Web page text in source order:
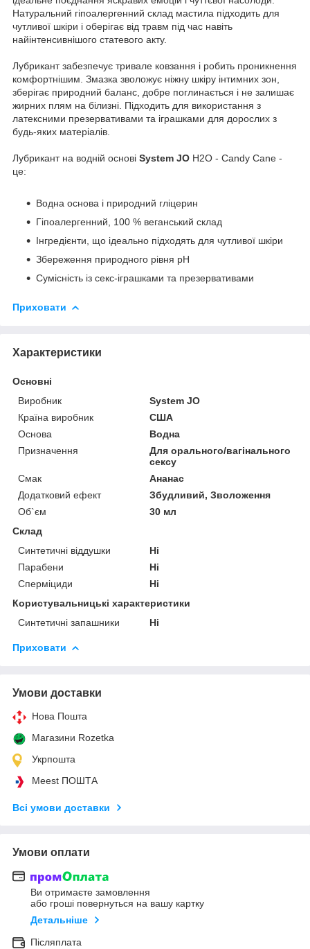
Натуральний гіпоалергенний склад мастила підходить для
чутливої шкіри і оберігає від травм під час навіть
найінтенсивнішого статевого акту.
Лубрикант забезпечує тривале ковзання і робить проникнення
комфортнішим. Змазка зволожує ніжну шкіру інтимних зон,
зберігає природний баланс, добре поглинається і не залишає
жирних плям на білизні. Підходить для використання з
латексними презервативами та іграшками для дорослих з
будь-яких матеріалів.
Лубрикант на водній основі System JO H2O - Candy Cane -
це:
Водна основа і природний гліцерин
Гіпоалергенний, 100 % веганський склад
Інгредієнти, що ідеально підходять для чутливої шкіри
Збереження природного рівня pH
Сумісність із секс-іграшками та презервативами
Приховати
Характеристики
Основні
Виробник
System JO
Країна виробник
США
Основа
Водна
Призначення
Для орального/вагінального
сексу
Смак
Ананас
Додатковий ефект
Збудливий, Зволоження
Об`єм
30 мл
Склад
Синтетичні віддушки
Ні
Парабени
Ні
Сперміциди
Ні
Користувальницькі характеристики
Синтетичні запашники
Ні
Приховати
Умови доставки
Нова Пошта
Магазини Rozetka
Укрпошта
Meest ПОШТА
Всі умови доставки
Умови оплати
Ви отримаєте замовлення
або гроші повернуться на вашу картку
Детальніше
Післяплата